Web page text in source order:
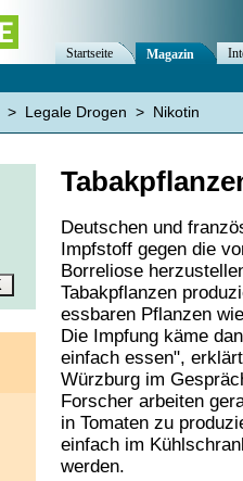
Deutschen und
Impfstoff gegen die
Borreliose
Tabakpflanzen
essbaren Pflanzen
Die Impfung käme
einfach essen",
Würzburg im
Forscher arbeiten
in Tomaten zu
einfach im
werden.
Startseite Magazin
> Legale Drogen > Nikotin